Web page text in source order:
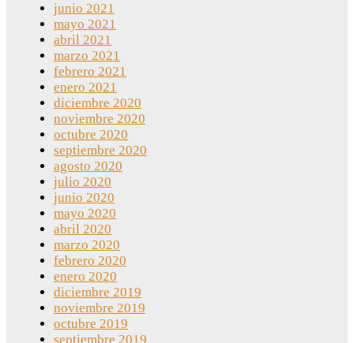
junio 2021
mayo 2021
abril 2021
marzo 2021
febrero 2021
enero 2021
diciembre 2020
noviembre 2020
octubre 2020
septiembre 2020
agosto 2020
julio 2020
junio 2020
mayo 2020
abril 2020
marzo 2020
febrero 2020
enero 2020
diciembre 2019
noviembre 2019
octubre 2019
septiembre 2019